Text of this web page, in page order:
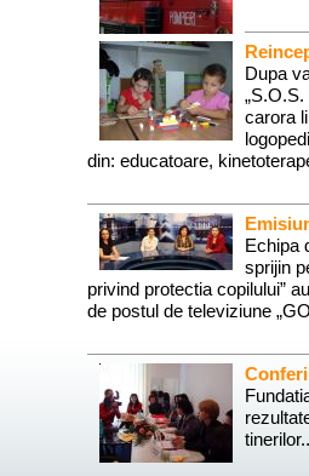
Dupa
carora
din: educatoare,
Echipa
sprijin
privind protectia copilului”
de postul de televiziune